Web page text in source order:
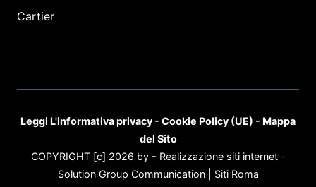
Cartier
Leggi L'informativa privacy - Cookie Policy (UE) - Mappa
del Sito
COPYRIGHT [c] 2026 by - Realizzazione siti internet-
Solution Group Communication| Siti Roma